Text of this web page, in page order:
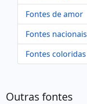
Fontes de amor
Fontes nacionais
Fontes coloridas
Outras fontes